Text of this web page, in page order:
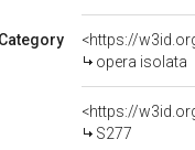
<https://
opera isolata
<https://
S277